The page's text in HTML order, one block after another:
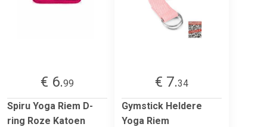
€ 6.99
Spiru Yoga Riem D-
ring Roze Katoen
€ 7.34
Gymstick Heldere
Yoga Riem